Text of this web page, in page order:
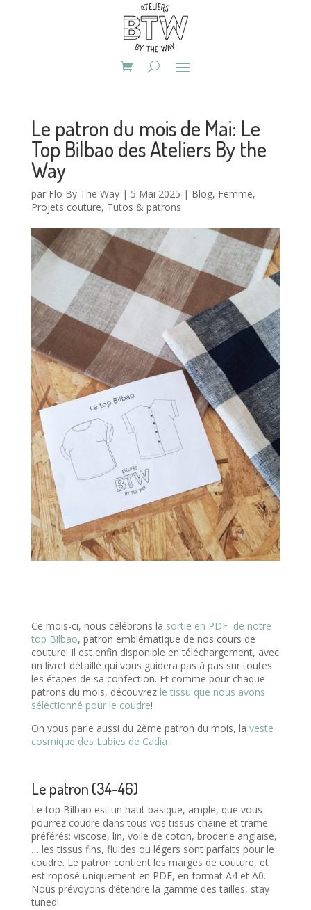
Le patron du mois de Mai: Le
Top Bilbao des Ateliers By the
Way
par Flo By The Way| 5 Mai 2025 | Blog, Femme,
Projets couture, Tutos & patrons
Ce mois-ci, nous célébrons la sortie en PDF de notre
top Bilbao, patron emblématique de nos cours de
couture! Il est enfin disponible en téléchargement, avec
un livret détaillé qui vous guidera pas à pas sur toutes
les étapes de sa confection. Et comme pour chaque
patrons du mois, découvrez le tissu que nous avons
séléctionné pour le coudre!
On vous parle aussi du 2ème patron du mois, la veste
cosmique des Lubies de Cadia .
Le patron (34-46)
Le top Bilbao est un haut basique, ample, que vous
pourrez coudre dans tous vos tissus chaine et trame
préférés: viscose, lin, voile de coton, broderie anglaise,
… les tissus fins, fluides ou légers sont parfaits pour le
coudre. Le patron contient les marges de couture, et
est roposé uniquement en PDF, en format A4 et A0.
Nous prévoyons d’étendre la gamme des tailles, stay
tuned!